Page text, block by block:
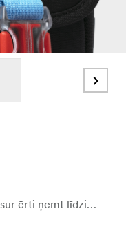
Ar šo parocīgo plecu somu varat visur ērti ņemt līdzi savu Polaroid Go kameru.